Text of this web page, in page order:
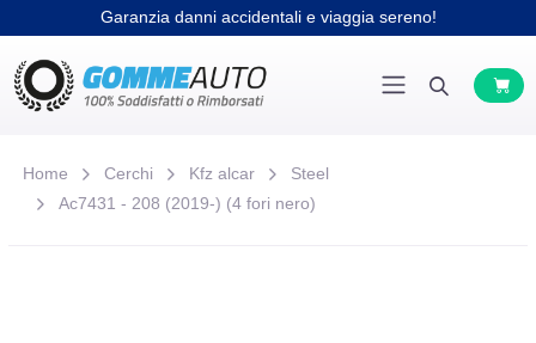
Garanzia danni accidentali e viaggia sereno!
Home Cerchi Kfz alcar
Steel
Ac7431 - 208 (2019-) (4 fori nero)